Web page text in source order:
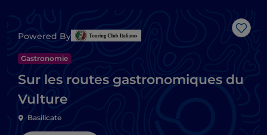
Powered By
Gastronomie
Sur les routes gastronomiques du
Vulture
Basilicate